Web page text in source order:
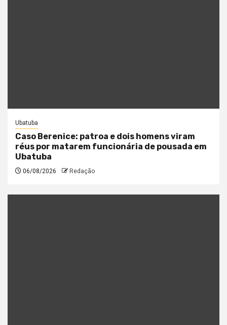
Ubatuba
Caso Berenice: patroa e dois homens viram
réus por matarem funcionária de pousada em
Ubatuba
06/08/2026 Redação